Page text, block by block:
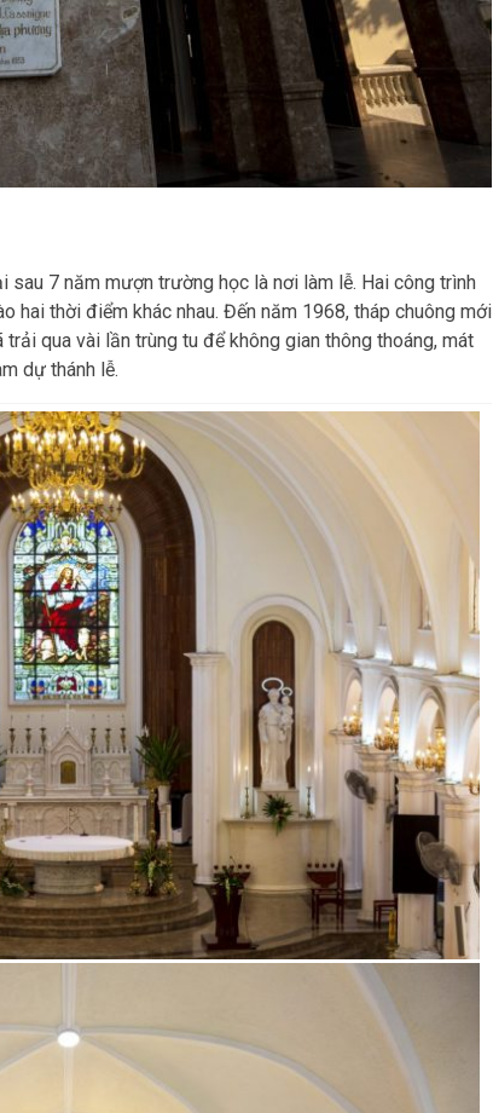
7 năm mượn trường học là nơi làm lễ. Hai công trình
hai thời điểm khác nhau. Đến năm 1968, tháp chuông mới
qua vài lần trùng tu để không gian thông thoáng, mát
dự thánh lễ.